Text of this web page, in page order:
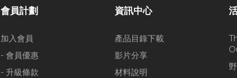
會員計劃
加入會員
- 會員優惠
- 升級條款
資訊中心
產品目錄下載
影片分享
材料說明